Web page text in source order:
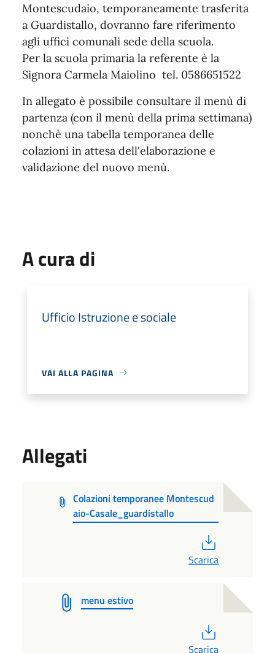
Montescudaio, temporaneamente trasferita
a Guardistallo, dovranno fare riferimento
agli uffici comunali sede della scuola.
Per la scuola primaria la referente è la
Signora Carmela Maiolino tel. 0586651522
In allegato è possibile consultare il menù di
partenza (con il menù della prima settimana)
nonchè una tabella temporanea delle
colazioni in attesa dell'elaborazione e
validazione del nuovo menù.
A cura di
Ufficio Istruzione e sociale
VAI ALLA PAGINA
Allegati
Colazioni temporanee Montescud
aio-Casale_guardistallo
Scarica
menu estivo
Scarica